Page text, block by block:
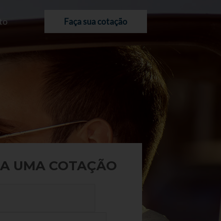
Faça sua cotação
UMA COTAÇÃO